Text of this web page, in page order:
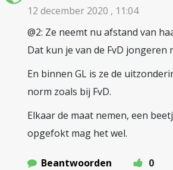
12 december 2020 , 11:04
@2: Ze neemt nu afstand van
Dat kun je van de FvD jongeren
En binnen GL is ze de
norm zoals bij FvD.
Elkaar de maat nemen, een
opgefokt mag het wel.
Beantwoorden
0